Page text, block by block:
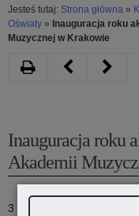
Jesteś tutaj: Strona główna »
Oświaty » Inauguracja roku
Muzycznej w Krakowie
Inauguracja roku
Akademii
3 października 2025 roku
DrukujNastępny
Naukowe
„Wokół
relacji